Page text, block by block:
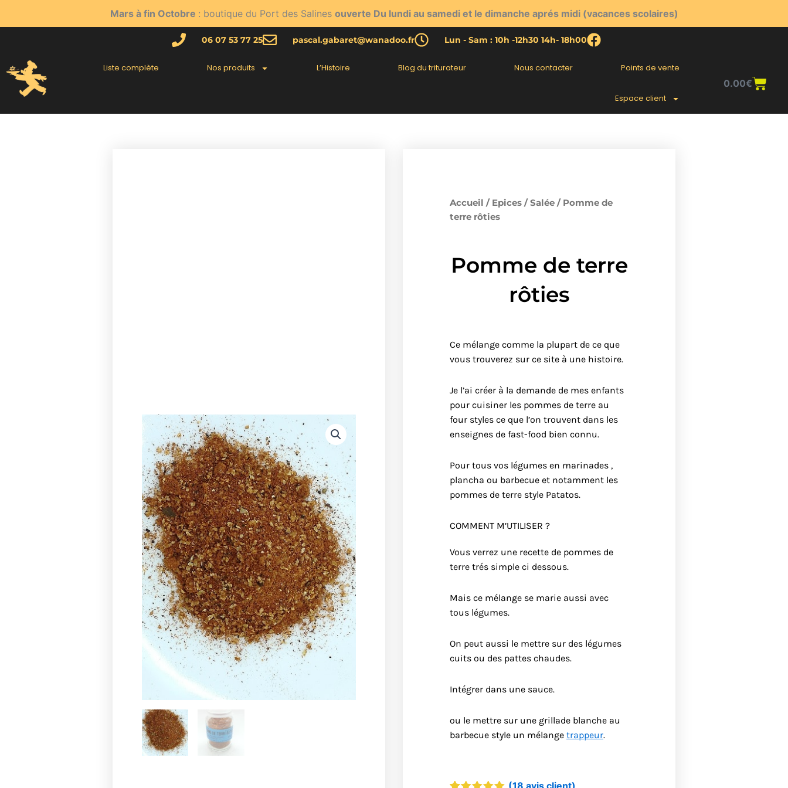
Mars à fin Octobre : boutique du Port des Salines ouverte Du lundi au samedi et le dimanche aprés midi (vacances scolaires)
06 07 53 77 25 pascal.gabaret@wanadoo.fr Lun - Sam : 10h -12h30 14h- 18h00
Liste complète Nos produits L’Histoire Blog du triturateur Nous contacter Points de vente
Espace client
0.00€
Accueil / Epices / Salée / Pomme de
terre rôties
Pomme de terre
rôties
Ce mélange comme la plupart de ce que
vous trouverez sur ce site à une histoire.
Je l’ai créer à la demande de mes enfants
pour cuisiner les pommes de terre au
four styles ce que l’on trouvent dans les
enseignes de fast-food bien connu.
Pour tous vos légumes en marinades ,
plancha ou barbecue et notamment les
pommes de terre style Patatos.
COMMENT M’UTILISER ?
Vous verrez une recette de pommes de
terre trés simple ci dessous.
Mais ce mélange se marie aussi avec
tous légumes.
On peut aussi le mettre sur des légumes
cuits ou des pattes chaudes.
Intégrer dans une sauce.
ou le mettre sur une grillade blanche au
barbecue style un mélange trappeur.
(18 avis client)